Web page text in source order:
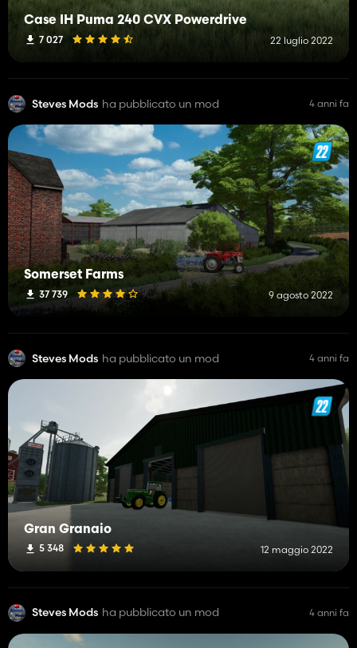
Case IH Puma 240 CVX Powerdrive
7 027 22 luglio 2022
Steves Mods ha pubblicato un mod 4 anni fa
Somerset Farms
37 739 9 agosto 2022
Steves Mods ha pubblicato un mod 4 anni fa
Gran Granaio
5 348 12 maggio 2022
Steves Mods ha pubblicato un mod 4 anni fa